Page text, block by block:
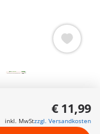
Bully, und
€ 11,99
inkl. MwStzzgl. Versandkosten